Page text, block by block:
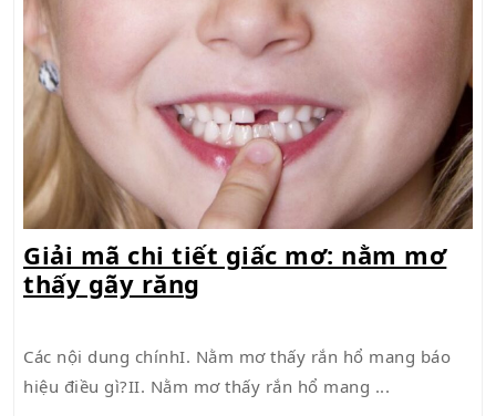
ngại?
Giải mã chi tiết giấc mơ: nằm mơ
thấy gãy răng
chi
tiết
giấc
Các nội dung chínhI. Nằm mơ thấy rắn hổ mang báo
hiệu điều gì?II. Nằm mơ thấy rắn hổ mang ...